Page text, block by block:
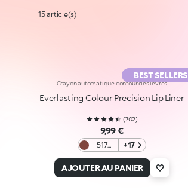
15 article(s)
BEST SELLERS
Crayon automatique contour des lèvres
Everlasting Colour Precision Lip Liner
(702)
9,99 €
517
Brown
+17
AJOUTER AU PANIER